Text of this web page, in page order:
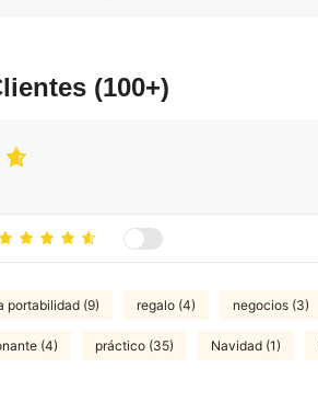
(100+)
portabilidad (9) regalo (4) negocios (3)
(4) práctico (35) Navidad (1)